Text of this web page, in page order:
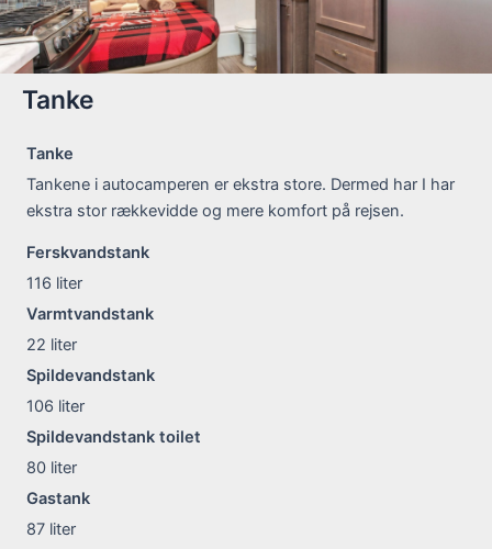
Tanke
Tanke
Tankene i autocamperen er ekstra store. Dermed har I har
ekstra stor rækkevidde og mere komfort på rejsen.
Ferskvandstank
116 liter
Varmtvandstank
22 liter
Spildevandstank
106 liter
Spildevandstank toilet
80 liter
Gastank
87 liter